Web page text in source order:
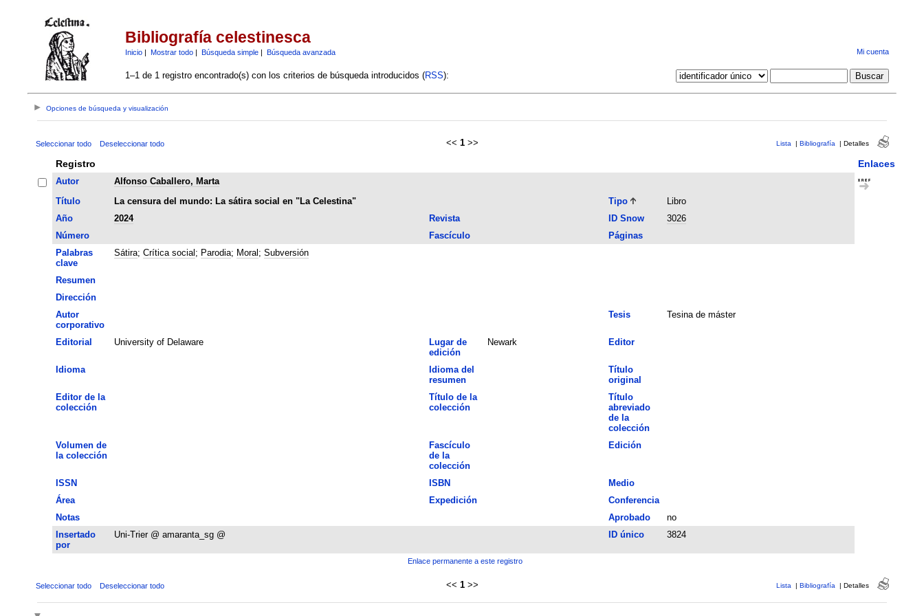
Bibliografía celestinesca
Inicio| Mostrar todo| Búsqueda simple| Búsqueda avanzada Mi cuenta
1–1 de 1 registro encontrado(s) con los criterios de búsqueda introducidos (RSS):
Opciones de búsqueda y visualización
Seleccionar todo Deseleccionar todo << 1 >> Lista | Bibliografía | Detalles
Registro Enlaces
Autor
Alfonso Caballero, Marta
Título
La censura del mundo: La sátira social en "La Celestina" Tipo
Libro
Año
2024 Revista ID Snow
3026
Número
Fascículo
Páginas
Palabras
clave
Sátira; Crítica social ; Parodia; Moral ; Subversión
Resumen
Dirección
Autor
corporativo
Tesis Tesina de máster
Editorial University of Delaware
Lugar de
edición
Newark Editor
Idioma
Idioma del
resumen
Título
original
Editor de la
colección
Título de la
colección
Título
abreviado
de la
colección
Volumen de
la colección
Fascículo
de la
colección
Edición
ISSN ISBN
Medio
Área
Expedición
Conferencia
Notas
Aprobado
no
Insertado
por
Uni-Trier @ amaranta_sg @ ID único 3824
Enlace permanente a este registro
Seleccionar todo Deseleccionar todo << 1 >> Lista | Bibliografía | Detalles